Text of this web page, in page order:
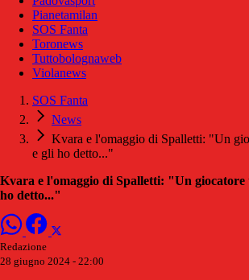
Pianetamilan
SOS Fanta
Toronews
Tuttobolognaweb
Violanews
SOS Fanta
News
Kvara e l'omaggio di Spalletti: "Un
e gli ho detto..."
Kvara e l'omaggio di Spalletti: "Un giocatore
ho detto..."
Redazione
28 giugno 2024 - 22:00